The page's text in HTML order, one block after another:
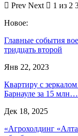
Prev Next
1 из 2
Новое:
Главные события
тридцать второй
Янв 22, 2023
Квартиру с
Барнауле за 15 млн…
Дек 18, 2025
«Агрохолдинг